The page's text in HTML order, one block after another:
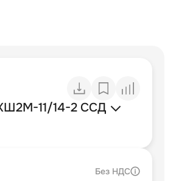
11/14-2 ССД
Без НДС